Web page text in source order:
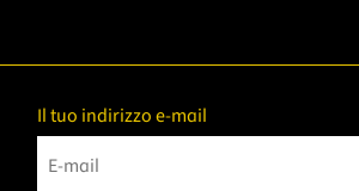
Il tuo indirizzo e-mail